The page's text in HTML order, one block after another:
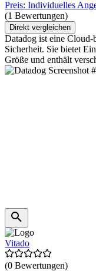
Preis: Individuelles
(1 Bewertungen)
Direkt vergleichen
Datadog ist eine
Sicherheit. Sie bietet
Größe und enthält
Vitado
(0 Bewertungen)